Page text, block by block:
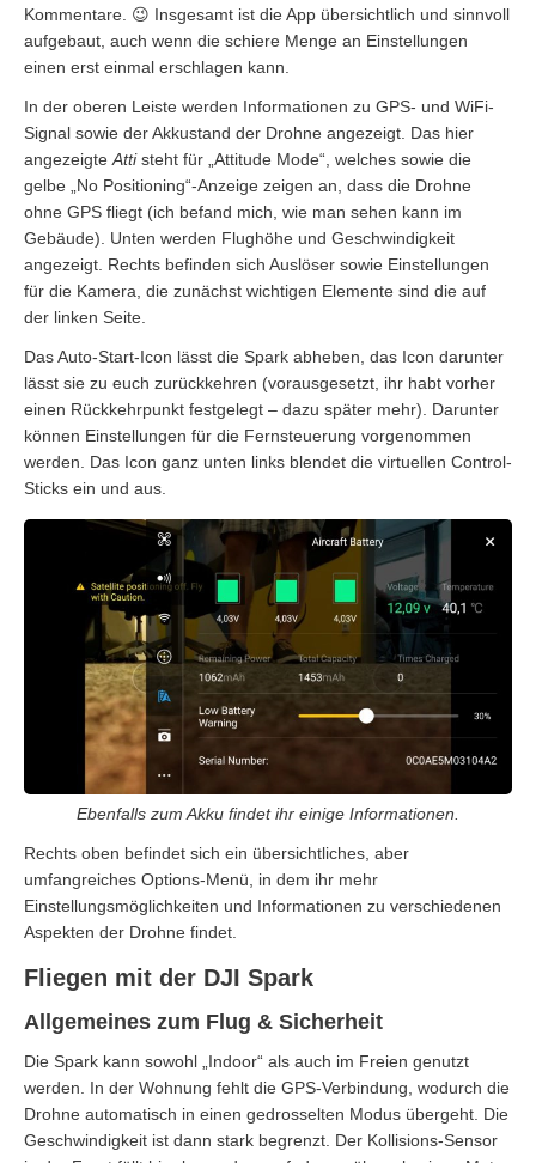
Kommentare. 😉 Insgesamt ist die App übersichtlich und sinnvoll
aufgebaut, auch wenn die schiere Menge an Einstellungen
einen erst einmal erschlagen kann.
In der oberen Leiste werden Informationen zu GPS- und WiFi-
Signal sowie der Akkustand der Drohne angezeigt. Das hier
angezeigteAttisteht für „Attitude Mode“, welches sowie die
gelbe „No Positioning“-Anzeige zeigen an, dass die Drohne
ohne GPS fliegt (ich befand mich, wie man sehen kann im
Gebäude). Unten werden Flughöhe und Geschwindigkeit
angezeigt. Rechts befinden sich Auslöser sowie Einstellungen
für die Kamera, die zunächst wichtigen Elemente sind die auf
der linken Seite.
Das Auto-Start-Icon lässt die Spark abheben, das Icon darunter
lässt sie zu euch zurückkehren (vorausgesetzt, ihr habt vorher
einen Rückkehrpunkt festgelegt – dazu später mehr). Darunter
können Einstellungen für die Fernsteuerung vorgenommen
werden. Das Icon ganz unten links blendet die virtuellen Control-
Sticks ein und aus.
Ebenfalls zum Akku findet ihr einige Informationen.
Rechts oben befindet sich ein übersichtliches, aber
umfangreiches Options-Menü, in dem ihr mehr
Einstellungsmöglichkeiten und Informationen zu verschiedenen
Aspekten der Drohne findet.
Fliegen mit der DJI Spark
Allgemeines zum Flug & Sicherheit
Die Spark kann sowohl „Indoor“ als auch im Freien genutzt
werden. In der Wohnung fehlt die GPS-Verbindung, wodurch die
Drohne automatisch in einen gedrosselten Modus übergeht. Die
Geschwindigkeit ist dann stark begrenzt. Der Kollisions-Sensor